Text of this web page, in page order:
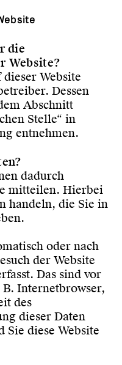
die
Website?
Website
Dessen
Abschnitt
Stelle“ in
entnehmen.
dadurch
mitteilen. Hierbei
handeln, die Sie in
oder nach
der Website
Das sind vor
Internetbrowser,
des
dieser Daten
Sie diese Website